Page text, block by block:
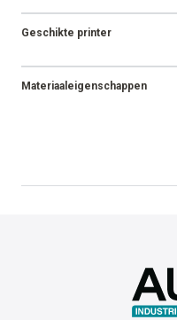
Geschikte printer
Materiaaleigenschappen